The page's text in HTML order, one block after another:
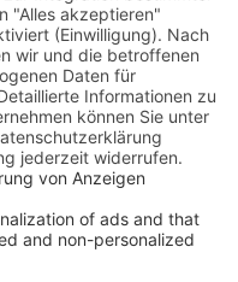
Maui. Sie kennt
bestens bei der
für Ihre Hochzeit
der Trauung oder
guten
wie zum Beispiel
Gläschen Cider
Muschelbläser